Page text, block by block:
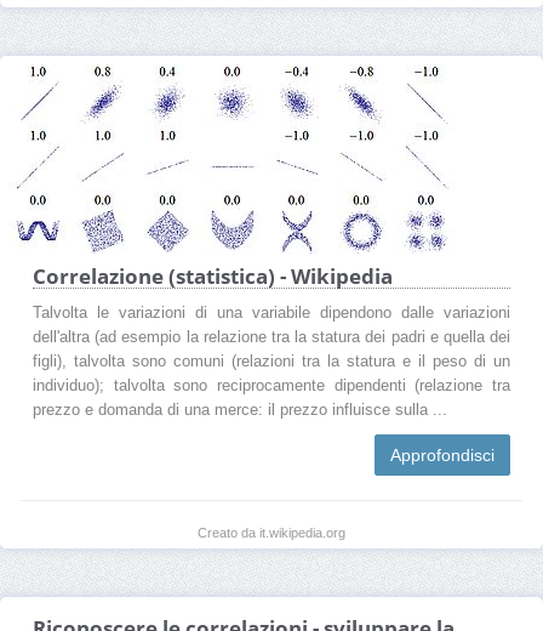
Correlazione (statistica) - Wikipedia
Talvolta le variazioni di una variabile dipendono dalle variazioni
dell'altra (ad esempio la relazione tra la statura dei padri e quella dei
figli), talvolta sono comuni (relazioni tra la statura e il peso di un
individuo); talvolta sono reciprocamente dipendenti (relazione tra
prezzo e domanda di una merce: il prezzo influisce sulla ...
Approfondisci
Creato da it.wikipedia.org